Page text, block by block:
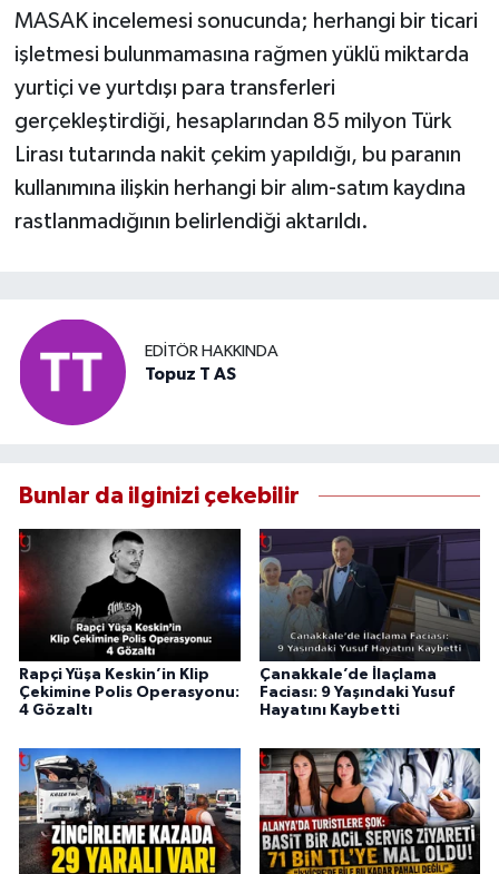
MASAK incelemesi sonucunda; herhangi bir ticari
işletmesi bulunmamasına rağmen yüklü miktarda
yurtiçi ve yurtdışı para transferleri
gerçekleştirdiği, hesaplarından 85 milyon Türk
Lirası tutarında nakit çekim yapıldığı, bu paranın
kullanımına ilişkin herhangi bir alım-satım kaydına
rastlanmadığının belirlendiği aktarıldı.
EDITÖR HAKKINDA
Topuz T AS
Bunlar da ilginizi çekebilir
Rapçi Yüşa Keskin’in Klip
Çekimine Polis Operasyonu:
4 Gözaltı
Çanakkale’de İlaçlama
Faciası: 9 Yaşındaki Yusuf
Hayatını Kaybetti